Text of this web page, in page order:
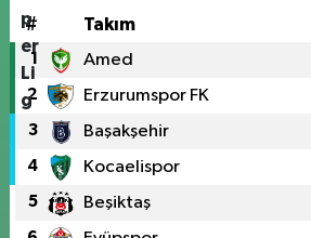
# Takım
1 Amed
2 Erzurumspor FK
3 Başakşehir
4 Kocaelispor
5 Beşiktaş